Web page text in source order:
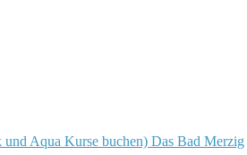
Das Bad Merzig